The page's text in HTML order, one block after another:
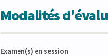
Modalités
Examen(s) en session